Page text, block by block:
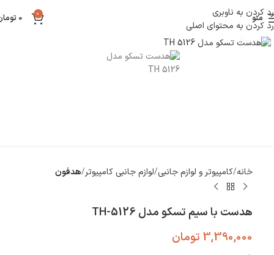
رد کردن به ناوبری
رد کردن به محتوای اصلی
منو 0
0
بزرگنمایی تصویر
خانه کامپیوتر و لوازم جانبی لوازم جانبی کامپیوتر هدفون
هدست با سیم تسکو مدل TH-5126
3,390,000 تومان